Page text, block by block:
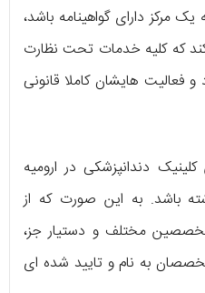
مرکز دارای گواهینامه باشد،
کند که کلیه خدمات تحت نظارت
هایشان کاملا قانونی
کلینیک دندانپزشکی در ارومیه
باشد. به این صورت که از
مختلف و دستیار جز،
به نام و تایید شده ای